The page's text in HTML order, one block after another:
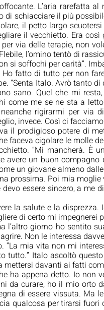
L’aria rarefatta
di schiacciare il più
il petto largo
il vecchietto. Era
via delle terapie, non
l’omino tentò di
si soffochi per carità”.
fatto di tutto per non
“Senta Italo. Avrò tanto
sano. Quel che mi
come me se ne sta a
rigirarmi per via
invece. Così ci
il prodigioso potere di
faceva cigolare le molle
“Mi mancherà. È
avere un buon
un giovane almeno
prossima. Poi mia
essere sincero, a me
la salute e la
di certo mi impegnerei
l’altro giorno ho sentito
Non le interessa
“La mia vita non mi
tutto.” Italo ascoltò
mettersi davanti ai fatti
ha appena detto. Io non
da curare, ho il mio orto
di essere vissuta. Ma
qualcosa per tirarsi